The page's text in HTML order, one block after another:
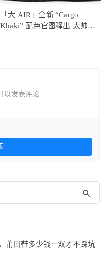
「大 AIR」全新 “Cargo
Khaki” 配色官图释出 太帅
以发表评论...
莆田鞋多少钱一双才不踩坑